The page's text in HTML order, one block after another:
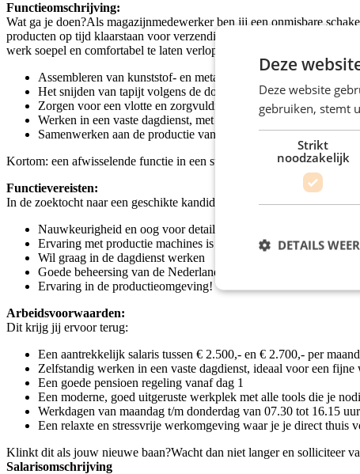
Functieomschrijving:
Wat ga je doen?Als magazijnmedewerker ben jij een onmisbare
producten op tijd klaarstaan voor verzending. Daarnaast snij jij de
werk soepel en comfortabel te laten verlopen.Jouw taken op een rij:
Assembleren van kunststof- en metaalproducten met oog voor
Het snijden van tapijt volgens de doorgegeven maten
Zorgen voor een vlotte en zorgvuldige afhandeling van je
Werken in een vaste dagdienst, met de mogelijkheid om je
Samenwerken aan de productie van hoogwaardige
Kortom: een afwisselende functie in een stabiele werkomgeving waar
Functievereisten:
In de zoektocht naar een geschikte kandidaat als
Nauwkeurigheid en oog voor detail zijn nodig in dit werk
Ervaring met productie machines is een vereiste
Wil graag in de dagdienst werken
Goede beheersing van de Nederlandse of Engelse taal
Ervaring in de productieomgeving!
Arbeidsvoorwaarden:
Dit krijg jij ervoor terug:
Een aantrekkelijk salaris tussen € 2.500,- en € 2.700,- per
Zelfstandig werken in een vaste dagdienst, ideaal voor een fijne
Een goede pensioen regeling vanaf dag 1
Een moderne, goed uitgeruste werkplek met alle tools die je
Werkdagen van maandag t/m donderdag van 07.30 tot 16.15
Een relaxte en stressvrije werkomgeving waar je je direct thuis
Klinkt dit als jouw nieuwe baan?Wacht dan niet langer en solliciteer
Salarisomschrijving
Deze
Deze website
gebruiken, stemt
Strikt
noodzakelijk
DETAILS